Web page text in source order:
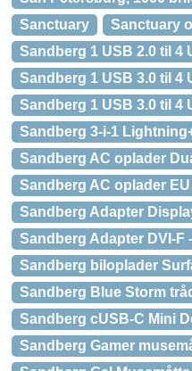
Sanctuary
Sanctuary
Sandberg 1 USB 2.0 til 4
Sandberg 1 USB 3.0 til 4
Sandberg 1 USB 3.0 til 4
Sandberg 3-i-1
Sandberg AC oplader
Sandberg AC oplader
Sandberg Adapter
Sandberg Adapter DVI-F
Sandberg biloplader
Sandberg Blue Storm
Sandberg cUSB-C Mini
Sandberg Gamer